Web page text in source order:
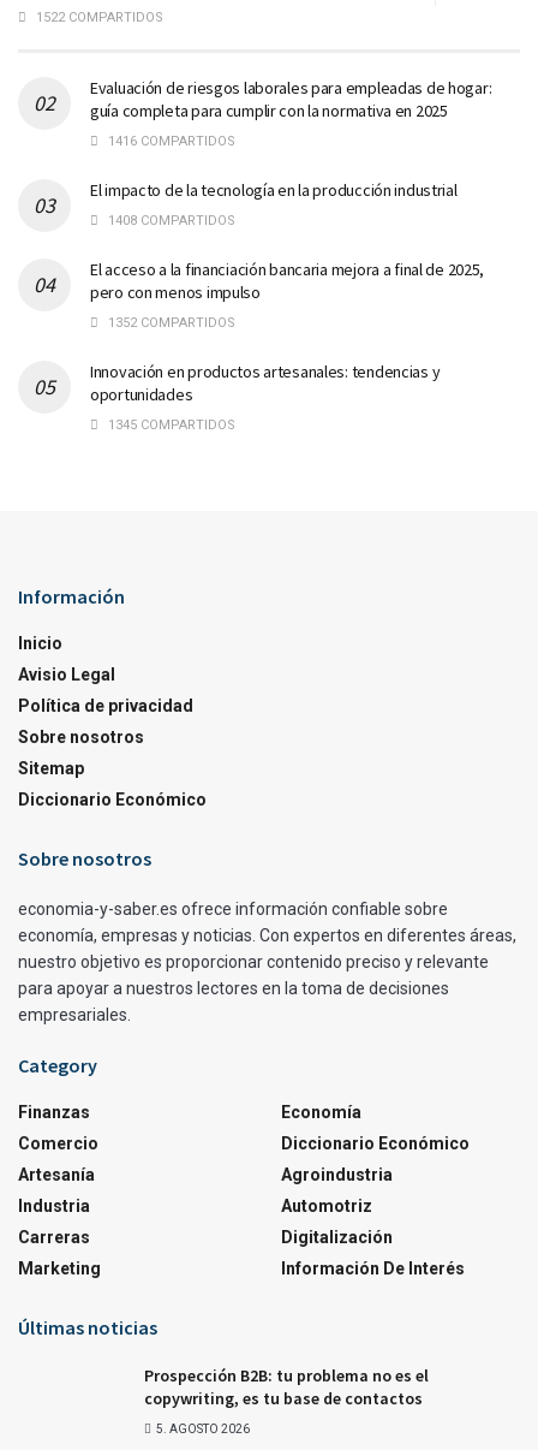
1522 COMPARTIDOS
Evaluación de riesgos laborales para empleadas de hogar:
guía completa para cumplir con la normativa en 2025
1416 COMPARTIDOS
El impacto de la tecnología en la producción industrial
1408 COMPARTIDOS
El acceso a la financiación bancaria mejora a final de 2025,
pero con menos impulso
1352 COMPARTIDOS
Innovación en productos artesanales: tendencias y
oportunidades
1345 COMPARTIDOS
Información
Inicio
Avisio Legal
Política de privacidad
Sobre nosotros
Sitemap
Diccionario Económico
Sobre nosotros
economia-y-saber.es ofrece información confiable sobre
economía, empresas y noticias. Con expertos en diferentes áreas,
nuestro objetivo es proporcionar contenido preciso y relevante
para apoyar a nuestros lectores en la toma de decisiones
empresariales.
Category
Finanzas
Comercio
Artesanía
Industria
Carreras
Marketing
Economía
Diccionario Económico
Agroindustria
Automotriz
Digitalización
Información De Interés
Últimas noticias
Prospección B2B: tu problema no es el
copywriting, es tu base de contactos
5. AGOSTO 2026